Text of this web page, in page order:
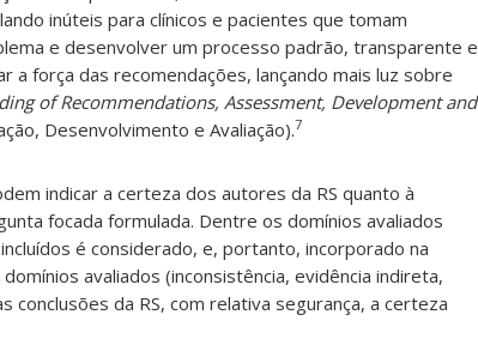
inúteis para clínicos e pacientes que tomam
e desenvolver um processo padrão, transparente e
a força das recomendações, lançando mais luz sobre
of Recommendations, Assessment, Development and
Desenvolvimento e Avaliação).7
indicar a certeza dos autores da RS quanto à
focada formulada. Dentre os domínios avaliados
é considerado, e, portanto, incorporado na
avaliados (inconsistência, evidência indireta,
conclusões da RS, com relativa segurança, a certeza